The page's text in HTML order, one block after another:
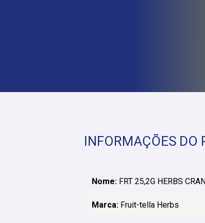
INFORMAÇÕES DO
Nome:FRT 25,2G HERBS
Marca:Fruit-tella Herbs